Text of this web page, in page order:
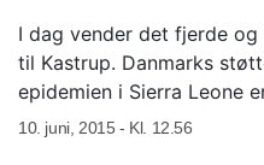
I dag vender det fjerde
til Kastrup. Danmarks
epidemien i Sierra Leone
10. juni, 2015 - Kl. 12.56